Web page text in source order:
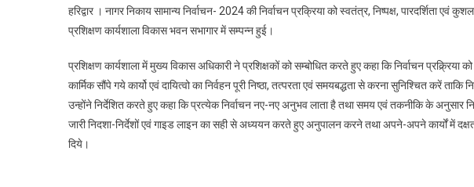
निकाय
2024
की
निर्वाचन
प्रक्रिया
हरिद्वार । नागर निकाय सामान्य निर्वाचन- 2024 की निर्वाचन प्रक्रिया को स्वतंत्र, निष्पक्ष, पारदर्शिता
प्रशिक्षण कार्यशाला विकास भवन सभागार में सम्पन्न हुई।
प्रशिक्षण कार्यशाला में मुख्य विकास अधिकारी ने प्रशिक्षकों को सम्बोधित करते हुए कहा कि निर्वाचन प्रक्र्रिया
कार्मिक सौंपे गये कार्यो एवं दायित्वो का निर्वहन पूरी निष्ठा, तत्परता एवं समयबद्धता से करना सुनिश्चित करें
उन्होंने निर्देशित करते हुए कहा कि प्रत्येक निर्वाचन नए-नए अनुभव लाता है तथा समय एवं तकनीकि के अनुसार
जारी निदशा-निर्देशों एवं गाइड लाइन का सही से अध्ययन करते हुए अनुपालन करने तथा अपने-अपने कार्यों में
दिये।